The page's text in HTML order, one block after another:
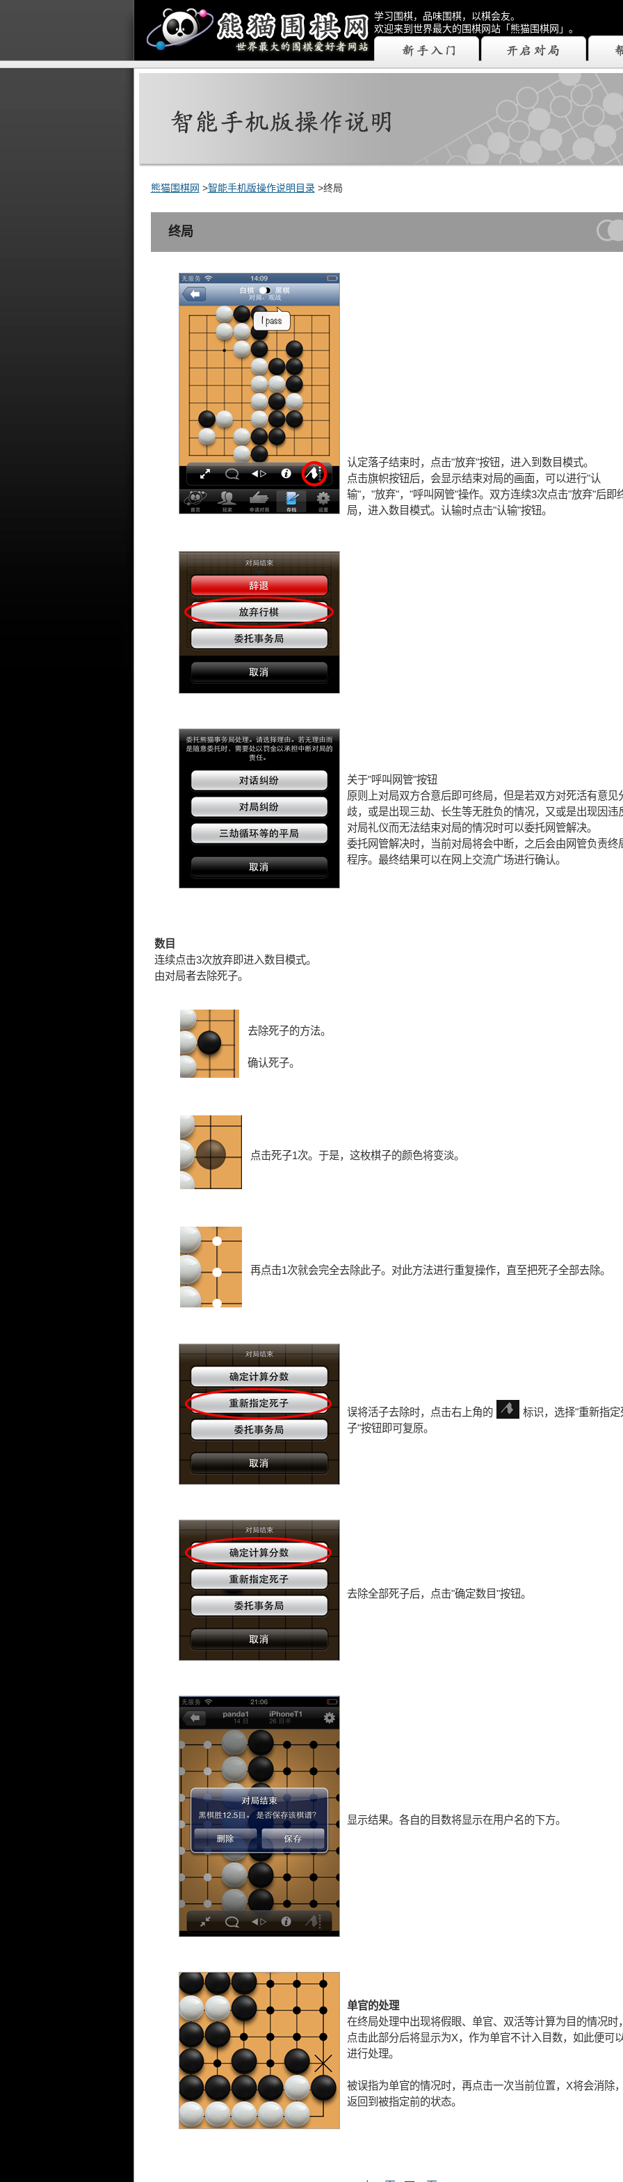
学习围棋，品味围棋，以棋会友。
欢迎来到世界最大的围棋网站「熊猫围棋网」。
熊猫围棋网 >智能手机版操作说明目录>终局
终局
认定落子结束时，点击"放弃"按钮，进入到数目模式。
点击旗帜按钮后，会显示结束对局的画面，可以进行"认
输"，"放弃"，"呼叫网管"操作。双方连续3次点击"放弃"后即
局，进入数目模式。认输时点击"认输"按钮。
关于"呼叫网管"按钮
原则上对局双方合意后即可终局，但是若双方对死活有意见
歧，或是出现三劫、长生等无胜负的情况，又或是出现因违
对局礼仪而无法结束对局的情况时可以委托网管解决。
委托网管解决时，当前对局将会中断，之后会由网管负责终
程序。最终结果可以在网上交流广场进行确认。
数目
连续点击3次放弃即进入数目模式。
由对局者去除死子。
去除死子的方法。
确认死子。
点击死子1次。于是，这枚棋子的颜色将变淡。
再点击1次就会完全去除此子。对此方法进行重复操作，直至把死子全部去除。
误将活子去除时，点击右上角的
标识，选择"重新指定
子"按钮即可复原。
去除全部死子后，点击"确定数目"按钮。
显示结果。各自的目数将显示在用户名的下方。
单官的处理
在终局处理中出现将假眼、单官、双活等计算为目的情况时
点击此部分后将显示为X，作为单官不计入目数，如此便可
进行处理。
被误指为单官的情况时，再点击一次当前位置，X将会消除
返回到被指定前的状态。